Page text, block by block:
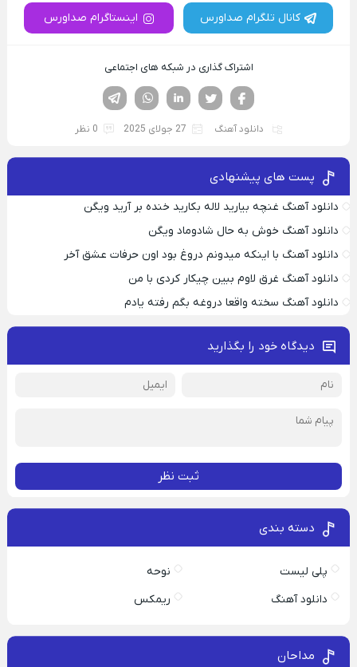
کانال تلگرام صداورس اینستاگرام صداورس
اشتراک گذاری در شبکه های اجتماعی
لینکدین تویتر
فیسوک
دانلود آهنگ 27 جولای 2025 0 نظر
پست های پیشنهادی
دانلود آهنگ غنچه بیارید لاله بکارید خنده بر آرید ویگن
دانلود آهنگ خوش به حال شادوماد ویگن
دانلود آهنگ با اینکه میدونم دروغ بود اون حرفات عشق آخر
دانلود آهنگ غرق لاوم ببین چیکار کردی با من
دانلود آهنگ سخته واقعا دروغه بگم رفته یادم
دیدگاه خود را بگذارید
ثبت نظر
دسته بندی
پلی لیست
نوحه
دانلود آهنگ
ریمکس
مداحان